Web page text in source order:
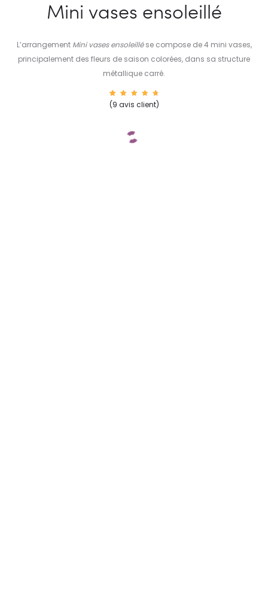
Mini vases ensoleillé
L’arrangement Mini vases ensoleillése compose de 4 mini vases,
principalement des fleurs de saison colorées, dans sa structure
métallique carré.
Noté
4.90
10
notatio
ns
client
(9 avis client)